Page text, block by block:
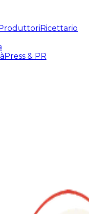
Ricettario
Press & PR
Esperienze